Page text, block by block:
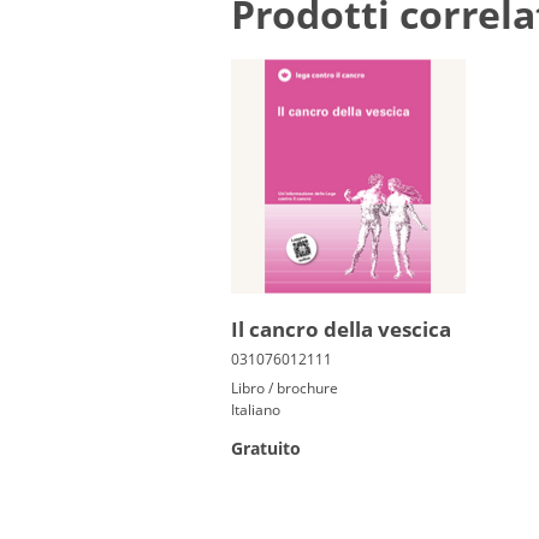
Prodotti
Il cancro della ve­scica
Libro / brochure
Italiano
Gratuito